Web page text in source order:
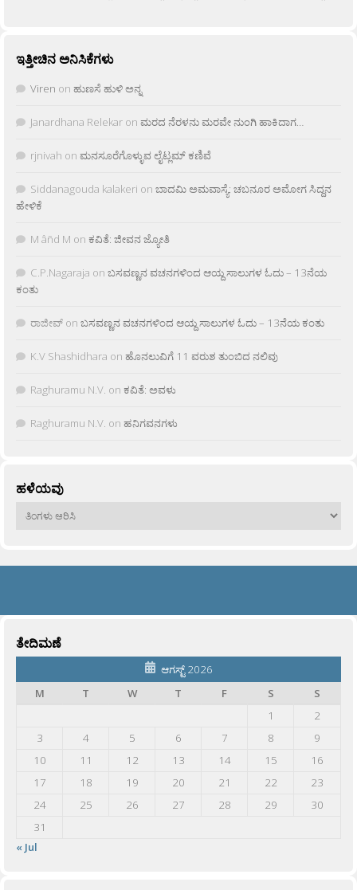
ಇತ್ತೀಚಿನ ಅನಿಸಿಕೆಗಳು
Viren on ಹುಣಸೆ ಹುಳಿ ಅನ್ನ
Janardhana Relekar on ಮರದ ನೆರಳನು ಮರವೇ ನುಂಗಿ ಹಾಕಿದಾಗ…
rjnivah on ಮನಸೂರೆಗೊಳ್ಳುವ ಲೈಟ್ಲಮ್ ಕಣಿವೆ
Siddanagouda kalakeri on ಬಾದಮಿ ಅಮವಾಸ್ಯೆ: ಚಬನೂರ ಅಮೋಗ ಸಿದ್ದನ
ಹೇಳಿಕೆ
M âñd M on ಕವಿತೆ: ಜೀವನ ಜ್ಯೋತಿ
C.P.Nagaraja on ಬಸವಣ್ಣನ ವಚನಗಳಿಂದ ಆಯ್ದ ಸಾಲುಗಳ ಓದು – 13ನೆಯ
ಕಂತು
ರಾಜೀವ್ on ಬಸವಣ್ಣನ ವಚನಗಳಿಂದ ಆಯ್ದ ಸಾಲುಗಳ ಓದು – 13ನೆಯ ಕಂತು
K.V Shashidhara on ಹೊನಲುವಿಗೆ 11 ವರುಶ ತುಂಬಿದ ನಲಿವು
Raghuramu N.V. on ಕವಿತೆ: ಅವಳು
Raghuramu N.V. on ಹನಿಗವನಗಳು
ಹಳೆಯವು
ಹಳೆಯವು
ತೇದಿಮಣೆ
ಆಗಸ್ಟ್ 2026
M
T W T F S
S
1
2
3
4 5 6 7 8
9
10
11 12 13 14 15
16
17
18 19 20 21 22
23
24
25 26 27 28 29
30
31
« Jul